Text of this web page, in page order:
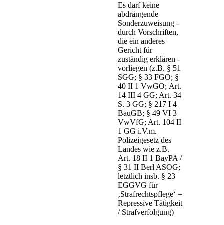
Es darf keine
abdrängende
Sonderzuweisung -
durch Vorschriften,
die ein anderes
Gericht für
zuständig erklären -
vorliegen (z.B. § 51
SGG; § 33 FGO; §
40 II 1 VwGO; Art.
14 III 4 GG; Art. 34
S. 3 GG; § 217 I 4
BauGB; § 49 VI 3
VwVfG; Art. 104 II
1 GG i.V.m.
Polizeigesetz des
Landes wie z.B.
Art. 18 II 1 BayPA /
§ 31 II Berl ASOG;
letztlich insb. § 23
EGGVG für
‚Strafrechtspflege‘ =
Repressive Tätigkeit
/ Strafverfolgung)